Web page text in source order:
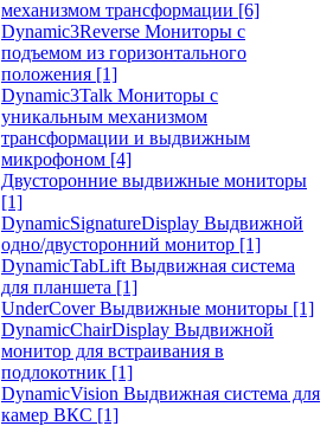
механизмом трансформации [6]
Dynamic3Reverse Мониторы с
подъемом из горизонтального
положения [1]
Dynamic3Talk Мониторы с
уникальным механизмом
трансформации и выдвижным
микрофоном [4]
Двусторонние выдвижные мониторы
[1]
DynamicSignatureDisplay Выдвижной
одно/двусторонний монитор [1]
DynamicTabLift Выдвижная система
для планшета [1]
UnderCover Выдвижные мониторы [1]
DynamicChairDisplay Выдвижной
монитор для встраивания в
подлокотник [1]
DynamicVision Выдвижная система для
камер ВКС [1]